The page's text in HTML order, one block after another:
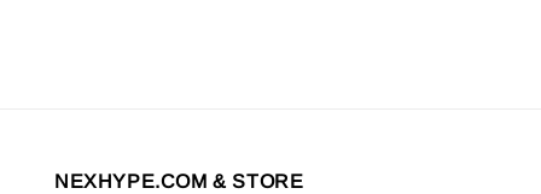
NEXHYPE.COM & STORE